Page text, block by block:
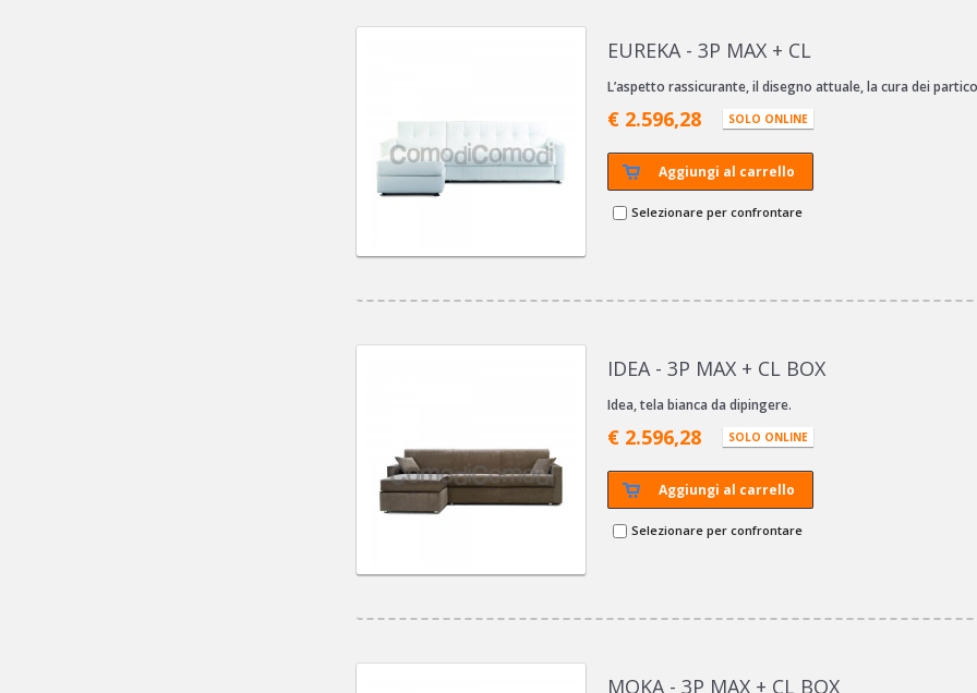
EUREKA - 3P MAX + CL
L’aspetto rassicurante, il disegno attuale, la cura dei
€ 2.596,28 SOLO ONLINE
Aggiungi al carrello
Selezionare per confrontare
IDEA - 3P MAX + CL BOX
Idea, tela bianca da dipingere.
€ 2.596,28 SOLO ONLINE
Aggiungi al carrello
Selezionare per confrontare
MOKA - 3P MAX + CL BOX